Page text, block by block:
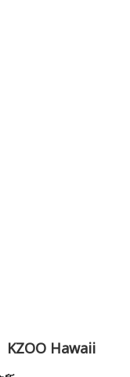
KZOO Hawaii